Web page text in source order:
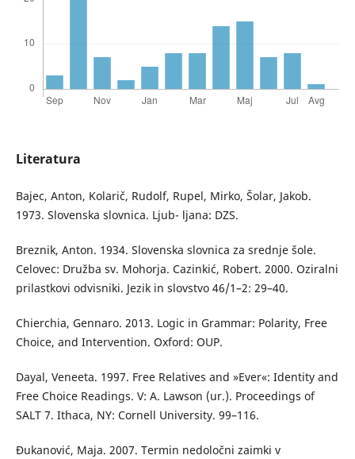
Literatura
Bajec, Anton, Kolarič, Rudolf, Rupel, Mirko, Šolar, Jakob.
1973. Slovenska slovnica. Ljub- ljana: DZS.
Breznik, Anton. 1934. Slovenska slovnica za srednje šole.
Celovec: Družba sv. Mohorja. Cazinkić, Robert. 2000. Oziralni
prilastkovi odvisniki. Jezik in slovstvo 46/1–2: 29–40.
Chierchia, Gennaro. 2013. Logic in Grammar: Polarity, Free
Choice, and Intervention. Oxford: OUP.
Dayal, Veneeta. 1997. Free Relatives and »Ever«: Identity and
Free Choice Readings. V: A. Lawson (ur.). Proceedings of
SALT 7. Ithaca, NY: Cornell University. 99–116.
Đukanović, Maja. 2007. Termin nedoločni zaimki v